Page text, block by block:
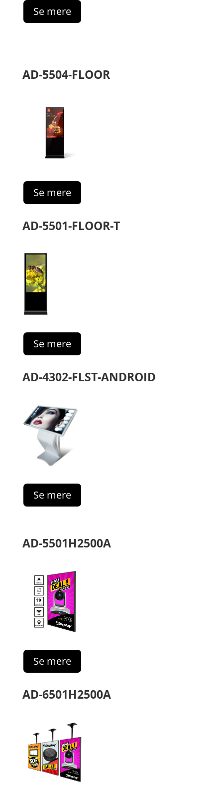
Se mere
AD-5504-FLOOR
Se mere
AD-5501-FLOOR-T
Se mere
AD-4302-FLST-ANDROID
Se mere
AD-5501H2500A
Se mere
AD-6501H2500A